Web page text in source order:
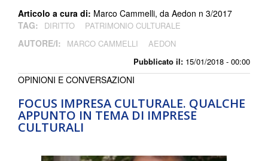
Pubblicato il: 15/01/2018 - 00:00
Articolo a cura di: Marco Cammelli, da Aedon n 3/2017
TAG:
DIRITTO PATRIMONIO CULTURALE
AUTORE/I: MARCO CAMMELLI AEDON
FOCUS IMPRESA CULTURALE. QUALCHE
APPUNTO IN TEMA DI IMPRESE
CULTURALI
OPINIONI E CONVERSAZIONI